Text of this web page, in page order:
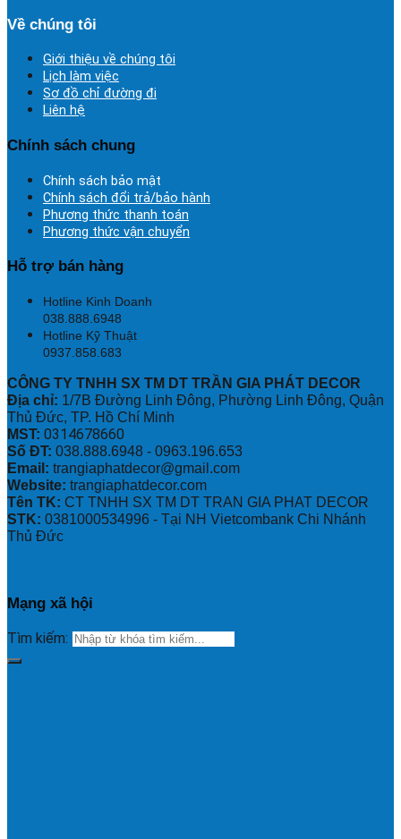
Về chúng tôi
Giới thiệu về chúng tôi
Lịch làm việc
Sơ đồ chỉ đường đi
Liên hệ
Chính sách chung
Chính sách bảo mật
Chính sách đổi trả/bảo hành
Phương thức thanh toán
Phương thức vận chuyển
Hỗ trợ bán hàng
Hotline Kinh Doanh
038.888.6948
Hotline Kỹ Thuật
0937.858.683
CÔNG TY TNHH SX TM DT TRẦN GIA PHÁT DECOR
Địa chỉ: 1/7B Đường Linh Đông, Phường Linh Đông, Quận
Thủ Đức, TP. Hồ Chí Minh
MST: 0314678660
Số ĐT: 038.888.6948 - 0963.196.653
Email: trangiaphatdecor@gmail.com
Website: trangiaphatdecor.com
Tên TK: CT TNHH SX TM DT TRAN GIA PHAT DECOR
STK: 0381000534996 - Tại NH Vietcombank Chi Nhánh
Thủ Đức
Mạng xã hội
Tìm kiếm: